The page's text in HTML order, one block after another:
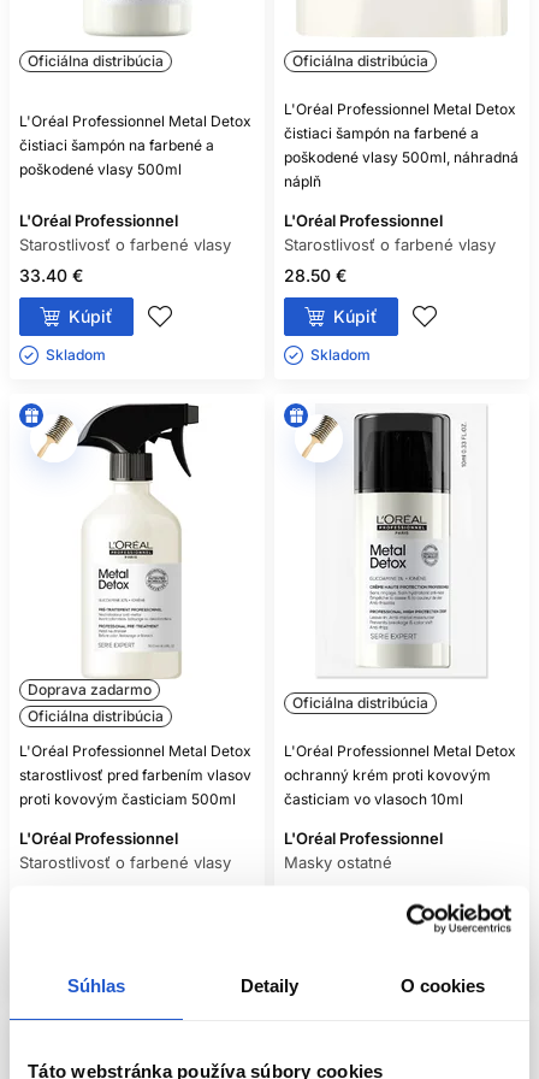
Súhlas Detaily O cookies
Táto webstránka používa súbory cookies
MUSÍM POUŽÍVAŤ VŠETKY
PRODUKTY NARAZ?
Nie. Zvoľte základ podľa potrieb vlasov a ďalšie kroky
pridávajte postupne. Profesionálny salónny protokol však
treba vykonať ako ucelený systém podľa návodu.
Oficiálna distribúcia
L'Oréal Professionnel Metal Detox
čistiaci šampón na farbené a
poškodené vlasy 500ml
L'Oréal Professionnel
Starostlivosť o farbené vlasy
33.40 €
Kúpiť
Skladom ㅤ
Oficiálna distribúcia
L'Oréal Professionnel Metal Detox
čistiaci šampón na farbené a
poškodené vlasy 500ml, náhradná
náplň
L'Oréal Professionnel
Starostlivosť o farbené vlasy
28.50 €
Kúpiť
Skladom ㅤ
Doprava zadarmo
Oficiálna distribúcia
L'Oréal Professionnel Metal Detox
starostlivosť pred farbením vlasov
proti kovovým časticiam 500ml
L'Oréal Professionnel
Starostlivosť o farbené vlasy
Oficiálna distribúcia
L'Oréal Professionnel Metal Detox
ochranný krém proti kovovým
časticiam vo vlasoch 10ml
L'Oréal Professionnel
Masky ostatné